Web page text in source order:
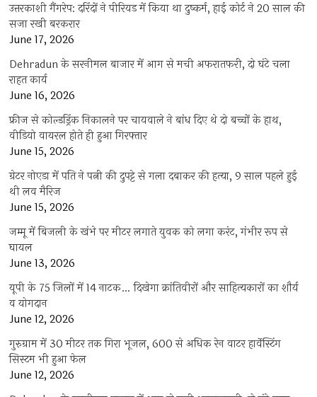
उत्तरकाशी गैंगरेप: दरिंदों ने पीरियड में किया था दुष्कर्म, हाई कोर्ट ने 20 साल की
सजा रखी बरकरार
June 17, 2026
Dehradun के सरनीमल बाजार में आग से मची अफरातफरी, दो घंटे चला
राहत कार्य
June 16, 2026
फ्रीज से कोल्डड्रिंक निकालने पर चायवाले ने बांध दिए थे दो बच्चों के हाथ,
वीडियो वायरल होते ही हुआ गिरफ्तार
June 15, 2026
ग्रेटर नोएडा में पति ने पत्नी की दुपट्टे से गला दबाकर की हत्या, 9 साल पहले हुई
थी लव मैरिज
June 15, 2026
जम्मू में बिजली के खंभे पर मीटर लगाते युवक को लगा करंट, गंभीर रूप से
घायल
June 13, 2026
यूपी के 75 जिलों में 14 नाटक… दिखेगा क्रांतिवीरों और साहित्यकारों का शौर्य
व योगदान
June 12, 2026
गुरुग्राम में 30 मीटर तक गिरा भूजल, 600 से अधिक रेन वाटर हार्वेस्टिंग
सिस्टम भी हुआ फेल
June 12, 2026